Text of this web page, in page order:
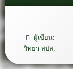
ผู้เขียน:
วิทยา สปส.